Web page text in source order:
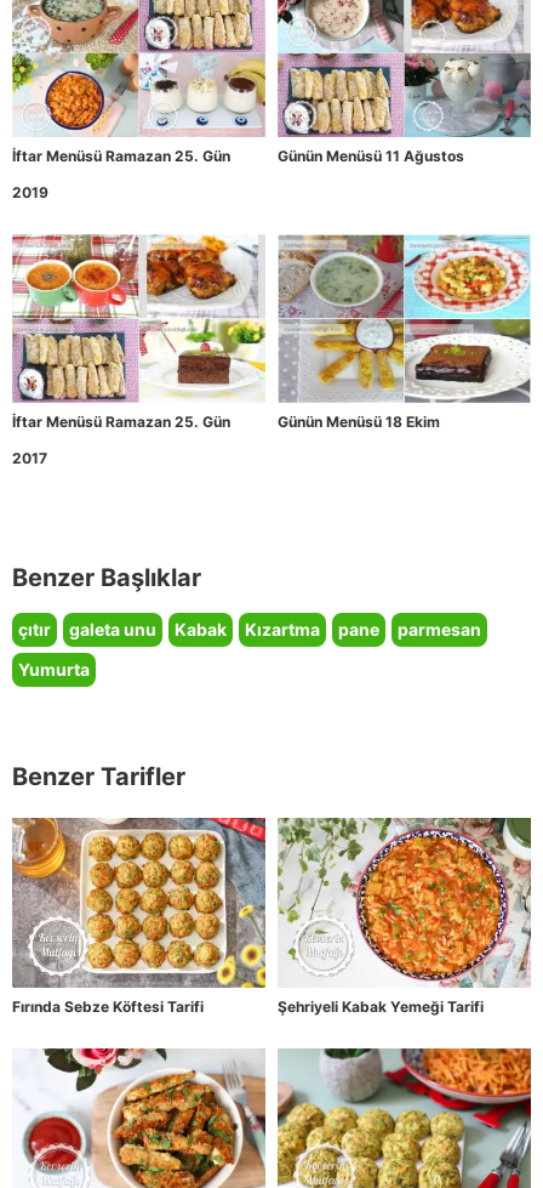
İftar Menüsü Ramazan 25. Gün
2019
Günün Menüsü 11 Ağustos
İftar Menüsü Ramazan 25. Gün
2017
Günün Menüsü 18 Ekim
Benzer Başlıklar
çıtır galeta unu Kabak Kızartma pane
parmesan
Yumurta
Benzer Tarifler
Fırında Sebze Köftesi Tarifi Şehriyeli Kabak Yemeği Tarifi